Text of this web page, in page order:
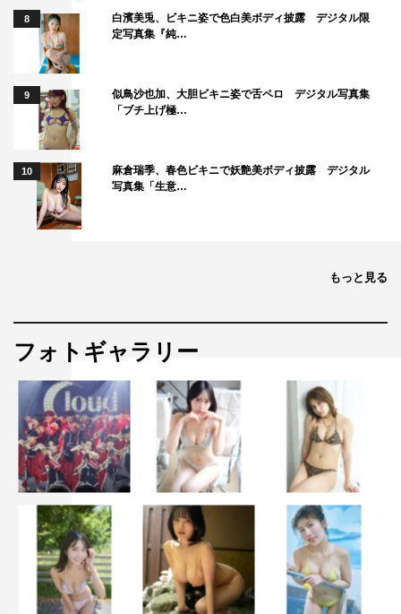
8
白濱美兎、ビキニ姿で色白美ボディ披露 デジタル限
定写真集『純…
9
似鳥沙也加、大胆ビキニ姿で舌ペロ デジタル写真集
「ブチ上げ極…
10
麻倉瑞季、春色ビキニで妖艶美ボディ披露 デジタル
写真集「生意…
もっと見る
フォトギャラリー